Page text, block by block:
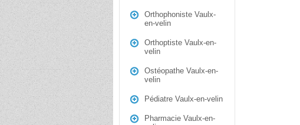
Orthophoniste Vaulx-
en-velin
Orthoptiste Vaulx-en-
velin
Ostéopathe Vaulx-en-
velin
Pédiatre Vaulx-en-velin
Pharmacie Vaulx-en-